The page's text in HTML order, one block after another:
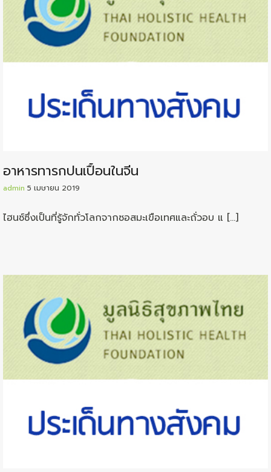
อาหารทารกปนเปื้อนในจีน
admin 5 เมษายน 2019
ไฮนซ์ซึ่งเป็นที่รู้จักทั่วโลกจากซอสมะเขือเทศและถั่วอบ แ […]